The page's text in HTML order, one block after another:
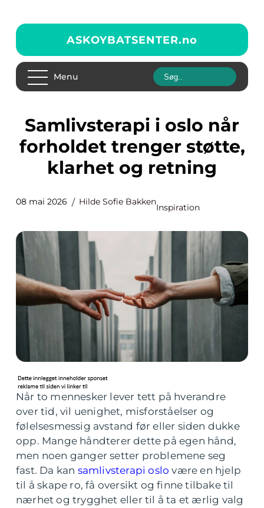
ASKOYBATSENTER.no
Menu
Samlivsterapi i oslo når
forholdet trenger støtte,
klarhet og retning
08 mai 2026 Hilde Sofie Bakken
Inspiration
Når to mennesker lever tett på hverandre
over tid, vil uenighet, misforståelser og
følelsesmessig avstand før eller siden dukke
opp. Mange håndterer dette på egen hånd,
men noen ganger setter problemene seg
fast. Da kan samlivsterapi oslo være en hjelp
til å skape ro, få oversikt og finne tilbake til
nærhet og trygghet eller til å ta et ærlig valg